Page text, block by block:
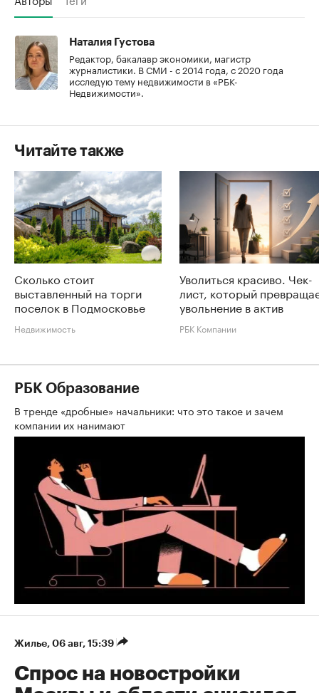
Наталия Густова
Редактор, бакалавр экономики, магистр
журналистики. В СМИ - с 2014 года, с 2020 года
исследую тему недвижимости в «РБК-
Недвижимости».
Читайте также
Сколько стоит
выставленный на торги
поселок в Подмосковье
Недвижимость
Уволиться красиво. Чек-
лист, который
увольнение в актив
РБК Компании
РБК Образование
В тренде «дробные» начальники: что это такое и зачем
компании их нанимают
Жилье⁠, 06 авг, 15:39
Спрос на новостройки